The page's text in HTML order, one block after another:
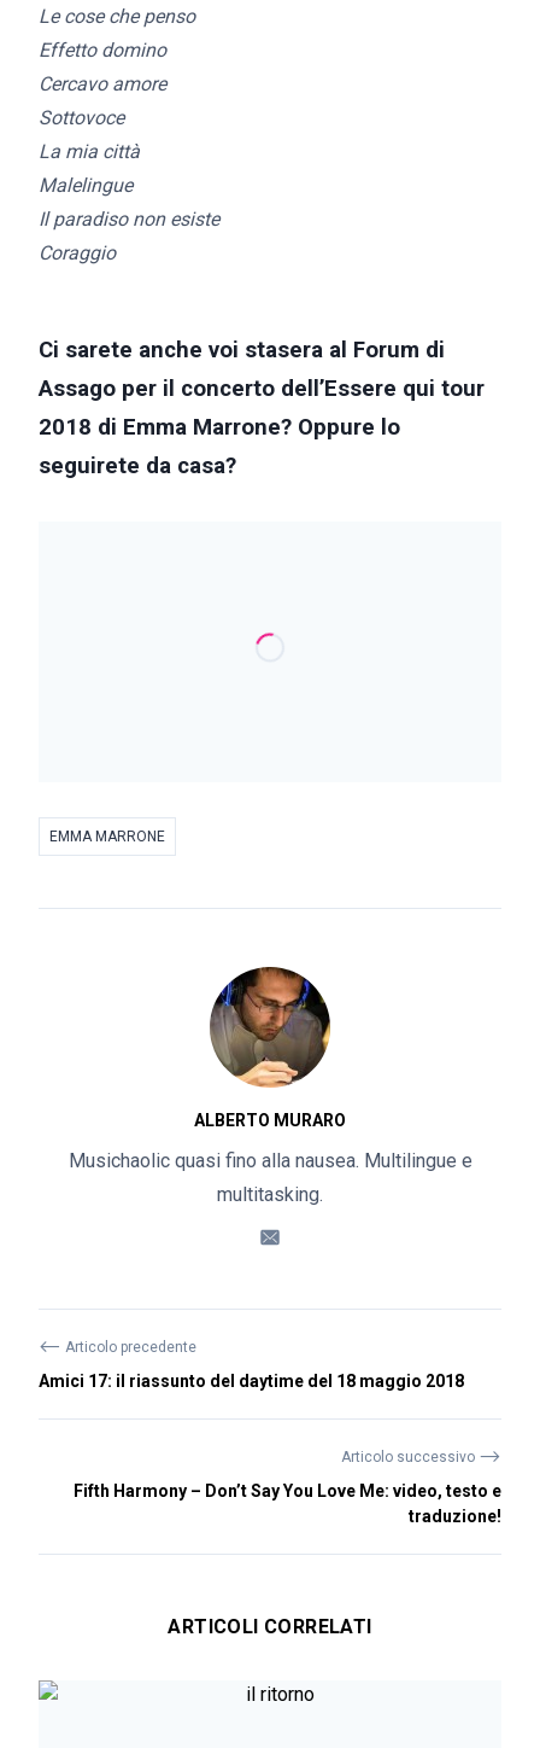
Le cose che penso
Effetto domino
Cercavo amore
Sottovoce
La mia città
Malelingue
Il paradiso non esiste
Coraggio
Ci sarete anche voi stasera al Forum di
Assago per il concerto dell’Essere qui tour
2018 di Emma Marrone? Oppure lo
seguirete da casa?
EMMA MARRONE
ALBERTO MURARO
Musichaolic quasi fino alla nausea. Multilingue e
multitasking.
⟵ Articolo precedente
Amici 17: il riassunto del daytime del 18 maggio 2018
Articolo successivo ⟶
Fifth Harmony – Don’t Say You Love Me: video, testo e
traduzione!
ARTICOLI CORRELATI